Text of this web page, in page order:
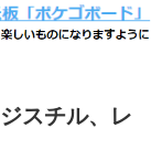
スチル、レ